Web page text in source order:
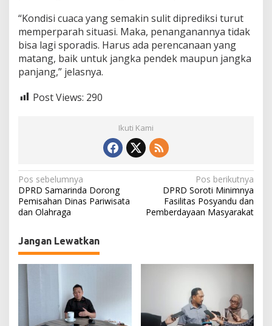
i
H
u
l
l
i
r
“Kondisi cuaca yang semakin sulit diprediksi turut
memperparah situasi. Maka, penanganannya tidak
bisa lagi sporadis. Harus ada perencanaan yang
matang, baik untuk jangka pendek maupun jangka
panjang,” jelasnya.
Post Views: 290
Ikuti Kami
N
a
v
i
g
a
Pos sebelumnya
DPRD Samarinda Dorong
Pemisahan Dinas Pariwisata
dan Olahraga
Pos berikutnya
DPRD Soroti Minimnya
Fasilitas Posyandu dan
Pemberdayaan Masyarakat
Jangan Lewatkan